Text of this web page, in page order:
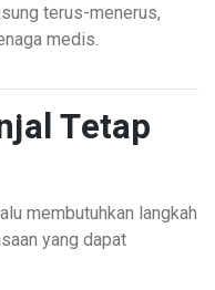
terus-menerus,
medis.
Tetap
membutuhkan langkah
yang dapat